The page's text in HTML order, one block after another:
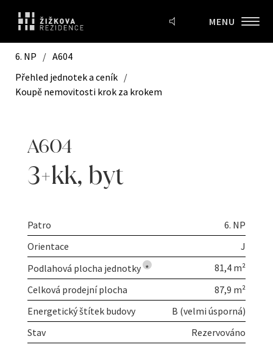
MENU
6. NP / A604
Přehled jednotek a ceník /
Koupě nemovitosti krok za krokem
A604
3+kk, byt
Patro
6. NP
Orientace
J
Podlahová plocha jednotky *
81,4 m²
Celková prodejní plocha
87,9 m²
Energetický štítek budovy
B (velmi úsporná)
Stav
Rezervováno